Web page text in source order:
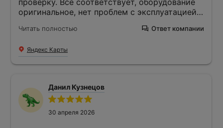
оригинальное, нет проблем с эксплуатацией в
Читать полностью Ответ компании
Яндекс Карты
Данил Кузнецов
30 апреля 2026